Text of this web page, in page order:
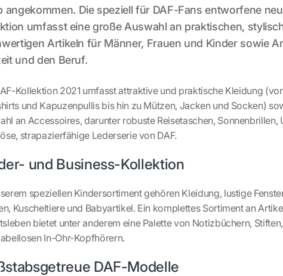
angekommen. Die speziell für DAF-Fans entworfene
umfasst eine große Auswahl an praktischen,
Artikeln für Männer, Frauen und Kinder sowie
und den Beruf.
Kollektion 2021 umfasst attraktive und praktische Kleidung
und Kapuzenpullis bis hin zu Mützen, Jacken und Socken)
an Accessoires, darunter robuste Reisetaschen, Sonnenbrillen,
strapazierfähige Lederserie von DAF.
und Business-Kollektion
speziellen Kindersortiment gehören Kleidung, lustige
Kuscheltiere und Babyartikel. Ein komplettes Sortiment an
bietet unter anderem eine Palette von Notizbüchern,
In-Ohr-Kopfhörern.
DAF-Modelle